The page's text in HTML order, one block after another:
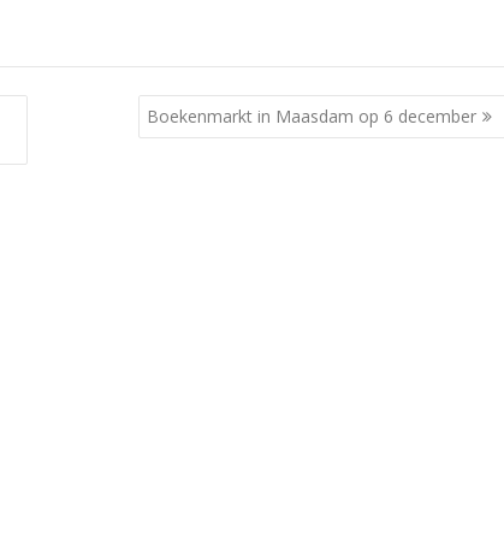
Boekenmarkt in Maasdam op 6 december